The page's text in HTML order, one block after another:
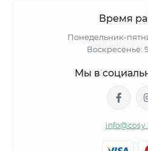
Время
Понедельник-
Воскресенье:
Мы в